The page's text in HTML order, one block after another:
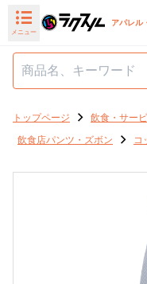
メニュー
アパレル
トップページ
飲食・サー
飲食店パンツ・ズボン
コ